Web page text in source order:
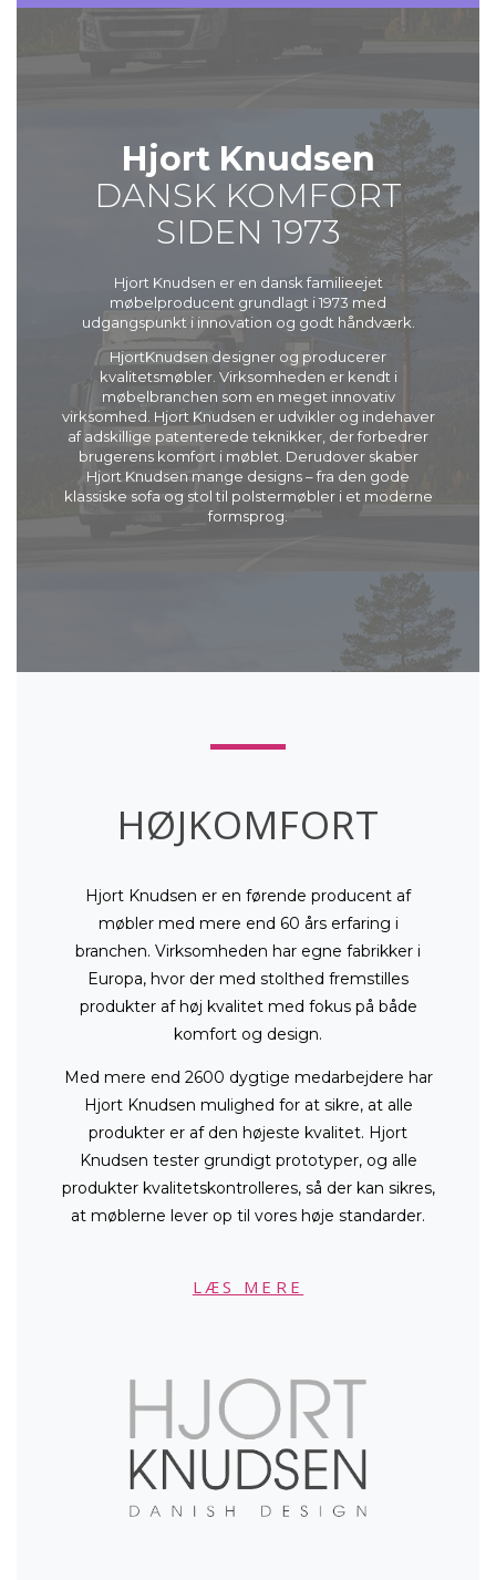
Hjort Knudsen
DANSK KOMFORT
SIDEN 1973
Hjort Knudsen er en dansk familieejet
møbelproducent grundlagt i 1973 med
udgangspunkt i innovation og godt håndværk.
HjortKnudsen designer og producerer
kvalitetsmøbler. Virksomheden er kendt i
møbelbranchen som en meget innovativ
virksomhed. Hjort Knudsen er udvikler og indehaver
af adskillige patenterede teknikker, der forbedrer
brugerens komfort i møblet. Derudover skaber
Hjort Knudsen mange designs – fra den gode
klassiske sofa og stol til polstermøbler i et moderne
formsprog.
HØJKOMFORT
Hjort Knudsen er en førende producent af
møbler med mere end 60 års erfaring i
branchen. Virksomheden har egne fabrikker i
Europa, hvor der med stolthed fremstilles
produkter af høj kvalitet med fokus på både
komfort og design.
Med mere end 2600 dygtige medarbejdere har
Hjort Knudsen mulighed for at sikre, at alle
produkter er af den højeste kvalitet. Hjort
Knudsen tester grundigt prototyper, og alle
produkter kvalitetskontrolleres, så der kan sikres,
at møblerne lever op til vores høje standarder.
LÆS MERE